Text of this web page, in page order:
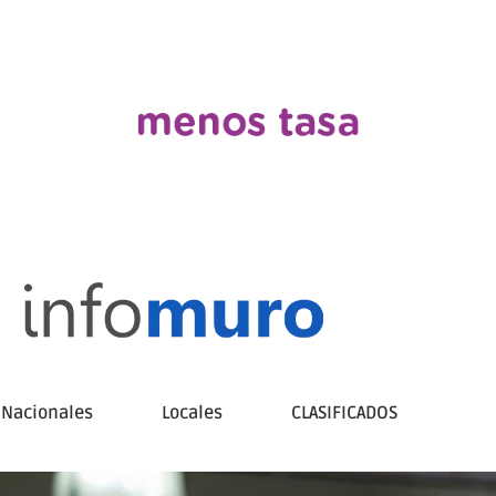
Nacionales Locales CLASIFICADOS